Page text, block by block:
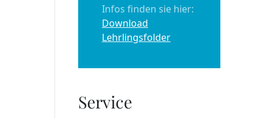
Infos finden sie hier:
Download
Lehrlingsfolder
Service